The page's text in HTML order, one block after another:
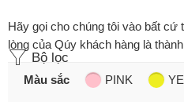
Hãy gọi cho chúng tôi vào bất cứ
lòng của Qúy khách hàng là
Bộ lọc
Màu sắc PINK